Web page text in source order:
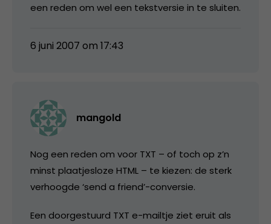
een reden om wel een tekstversie in te sluiten.
6 juni 2007 om 17:43
mangold
Nog een reden om voor TXT – of toch op z’n
minst plaatjesloze HTML – te kiezen: de sterk
verhoogde ‘send a friend’-conversie.
Een doorgestuurd TXT e-mailtje ziet eruit als